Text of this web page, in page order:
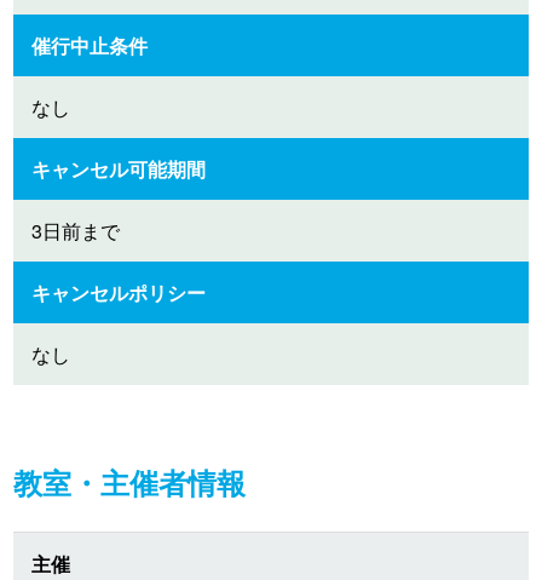
催行中止条件
なし
キャンセル可能期間
3日前まで
キャンセルポリシー
なし
教室・主催者情報
主催